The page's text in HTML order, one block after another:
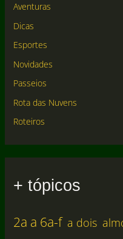
Aventuras
Dicas
Esportes
Novidades
Passeios
Rota das Nuvens
Roteiros
+ tópicos
2a a 6a-f a dois